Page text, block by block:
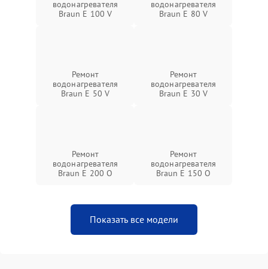
водонагревателя
Braun E 100 V
водонагревателя
Braun E 80 V
Ремонт
водонагревателя
Braun E 50 V
Ремонт
водонагревателя
Braun E 30 V
Ремонт
водонагревателя
Braun E 200 O
Ремонт
водонагревателя
Braun E 150 O
Показать все модели